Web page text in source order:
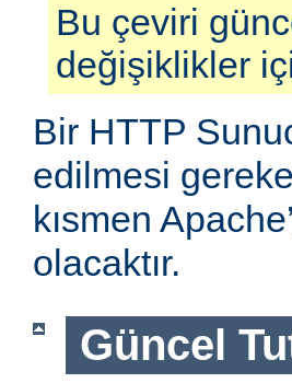
Bu çeviri
değişiklikler
Bir HTTP
edilmesi
kısmen
olacaktır.
Güncel